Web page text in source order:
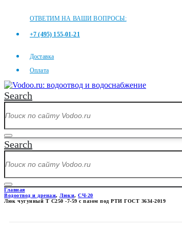
ОТВЕТИМ НА ВАШИ ВОПРОСЫ:
+7 (495) 155-01-21
Доставка
Оплата
Search
Search
Главная
Водоотвод и дренаж, Люки, СЧ-20
Люк чугунный Т С250 -7-59 с пазом под РТИ ГОСТ 3634-2019